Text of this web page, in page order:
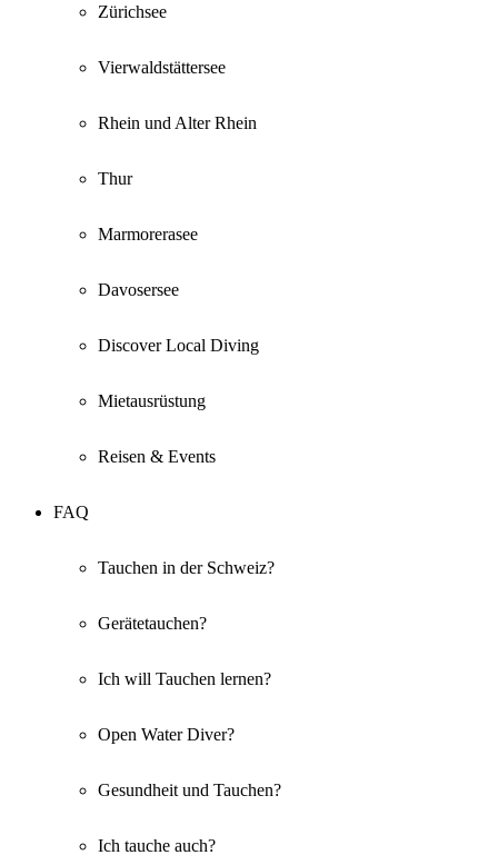
Zürichsee
Vierwaldstättersee
Rhein und Alter Rhein
Thur
Marmorerasee
Davosersee
Discover Local Diving
Mietausrüstung
Reisen & Events
FAQ
Tauchen in der Schweiz?
Gerätetauchen?
Ich will Tauchen lernen?
Open Water Diver?
Gesundheit und Tauchen?
Ich tauche auch?